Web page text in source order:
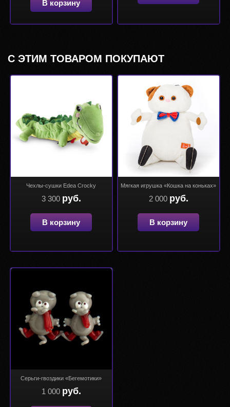
В корзину
С ЭТИМ ТОВАРОМ ПОКУПАЮТ
Чехлы-сушки Edea Crocky
3 300 руб.
В корзину
Мягкая игрушка «Кошка на коньках»
2 000 руб.
В корзину
Серьги-гвоздики «Бегемотики»
1 000 руб.